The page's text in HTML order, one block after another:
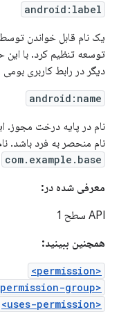
android:label
یک نام قابل خواندن
توسعه تنظیم کرد. با این
دیگر در رابط کاربری
android:name
نام در پایه درخت مجوز.
نام منحصر به فرد باشد.
com.example.base
معرفی شده در:
API سطح 1
همچنین ببینید:
<permission>
<permission-group>
<uses-permission>